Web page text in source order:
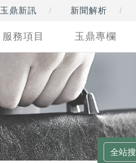
玉鼎新訊 新聞解析
服務項目 玉鼎專欄